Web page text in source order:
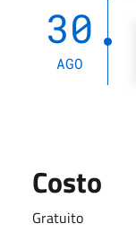
30
AGO
Costo
Gratuito